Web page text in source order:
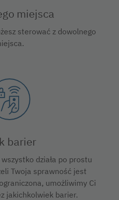
miejsca
sterować z dowolnego
barier
działa po prostu
Twoja sprawność jest
umożliwimy Ci
jakichkolwiek barier.